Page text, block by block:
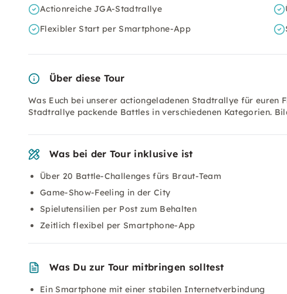
Actionreiche JGA-Stadtrallye
Flexibler Start per Smartphone-App
Über diese Tour
Was Euch bei unserer actiongeladenen Stadtrallye für euren
Stadtrallye packende Battles in verschiedenen Kategorien.
Was bei der Tour inklusive ist
Über 20 Battle-Challenges fürs Braut-Team
Game-Show-Feeling in der City
Spielutensilien per Post zum Behalten
Zeitlich flexibel per Smartphone-App
Was Du zur Tour mitbringen solltest
Ein Smartphone mit einer stabilen Internetverbindung